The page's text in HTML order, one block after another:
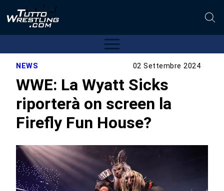
NEWS 02 Settembre 2024
WWE: La Wyatt Sicks
riporterà on screen la
Firefly Fun House?